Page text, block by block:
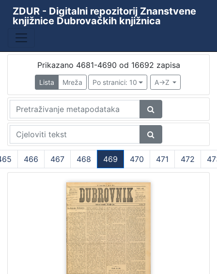
ZDUR - Digitalni repozitorij Znanstvene
knjižnice Dubrovačkih knjižnica
Prikazano 4681-4690 od 16692 zapisa
Lista Mreža Po stranici: 10 A->Z
466 467 468
469
(current)
470 471 472